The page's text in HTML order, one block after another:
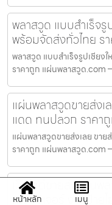
พลาสวูด แบบสำเร็จ
พร้อมจัดส่งทั่วไทย ร
พลาสวูด แบบสำเร็จรูปเชีย
ราคาถูก แผ่นพลาสวูด.com
แผ่นพลาสวูดขายส่ง
แดด ทนปลวก ราคา
แผ่นพลาสวูดขายส่งเลย ขา
ราคาถูก แผ่นพลาสวูด.com
เว็บไซต์ขายส่งแผ่น
เฟอร์นิเจอร์ งานป้า
หน้าหลัก เมนู